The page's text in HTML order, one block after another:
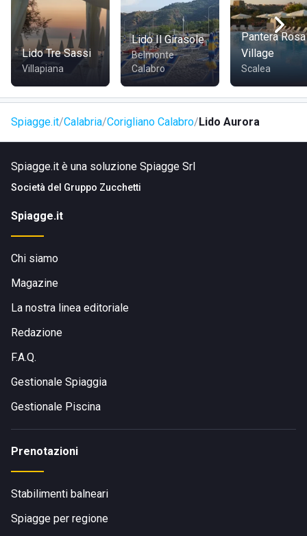
facilmente accessibile in auto e dista pochi chilometri dal
centro del comune, rendendolo una destinazione comoda
per una giornata di sole e mare.
Lido Tre Sassi
Villapiana
Lido Il Girasole
Belmonte
Calabro
Pantera Rosa
Village
Scalea
Spiagge.it Calabria Corigliano Calabro Lido Aurora
Spiagge.it è una soluzione Spiagge Srl
Società del Gruppo Zucchetti
Spiagge.it
Chi siamo
Magazine
La nostra linea editoriale
Redazione
F.A.Q.
Gestionale Spiaggia
Gestionale Piscina
Prenotazioni
Stabilimenti balneari
Spiagge per regione